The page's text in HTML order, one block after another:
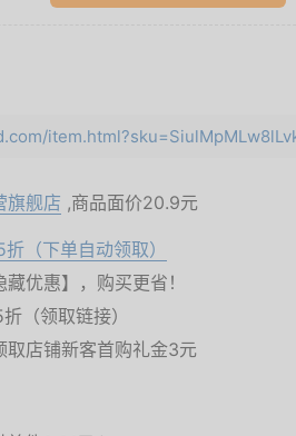
旗舰店 ,商品面价20.9元
（下单自动领取）
优惠】，购买更省！
（领取链接）
取店铺新客首购礼金3元